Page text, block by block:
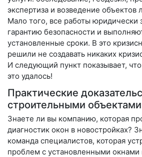
экспертиза и возведение
Мало того, все работы
гарантию безопасности и
установленные сроки. В это
решили не создавать никаких
И следующий пункт показывает,
это удалось!
Практические
строительными объектами
Знаете ли вы компанию, которая
диагностик окон в новостройках?
команда специалистов, которая
проблем с установленными окнами